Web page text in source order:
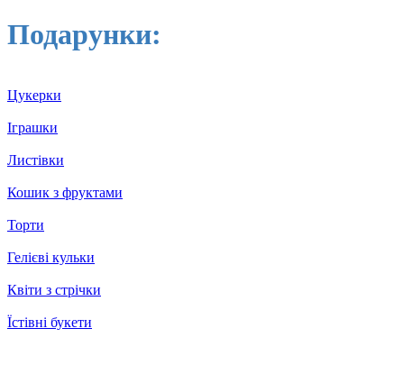
Подарунки:
Цукерки
Іграшки
Листівки
Кошик з фруктами
Торти
Гелієві кульки
Квіти з стрічки
Їстівні букети